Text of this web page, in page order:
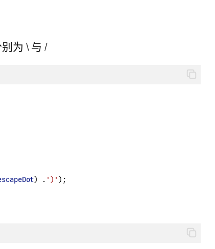
为 \ 与 /
) . ')' );